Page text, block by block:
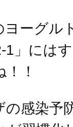
ーグル
」には
！
感染予